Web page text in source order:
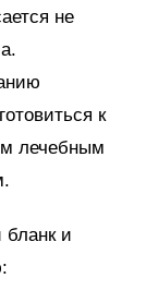
не
к
лечебным
бланк и